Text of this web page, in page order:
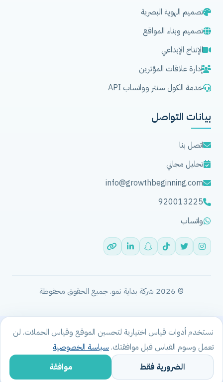
شخّص مشروعك واتساب
تصميم الهوية البصرية
تصميم وبناء المواقع
الإنتاج الإبداعي
إدارة علاقات المؤثرين
خدمة الكول سنتر وواتساب API
بيانات التواصل
اتصل بنا
تحليل مجاني
info@growthbeginning.com
920013225
واتساب
© 2026 شركة بداية نمو. جميع الحقوق محفوظة
نستخدم أدوات قياس اختيارية لتحسين الموقع وقياس الحملات. لن
تعمل وسوم القياس قبل موافقتك. سياسة الخصوصية
الضرورية فقط
موافقة